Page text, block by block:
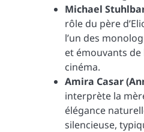
Michael
rôle du père
l’un des
et émouvants de
cinéma.
Amira Casar
interprète la
élégance
silencieuse,